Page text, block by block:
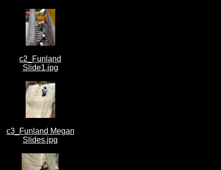
c2_Funland
Slide1.jpg
c3_Funland Megan
Slides.jpg